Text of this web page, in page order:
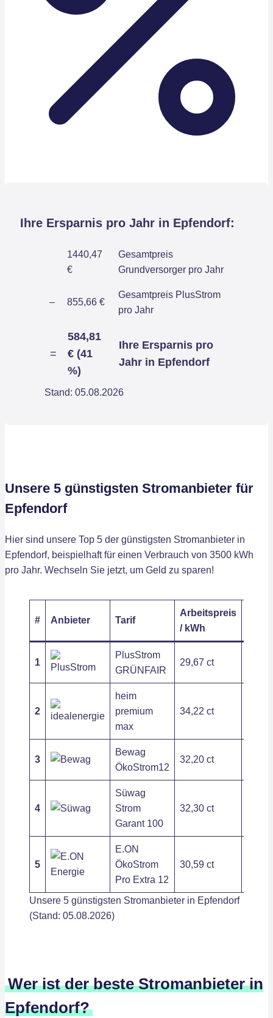
Ihre Ersparnis pro Jahr in Epfendorf:
1440,47
€
Gesamtpreis
Grundversorger pro Jahr
– 855,66 €
Gesamtpreis PlusStrom
pro Jahr
=
584,81
€ (41
%)
Ihre Ersparnis pro
Jahr in Epfendorf
Stand: 05.08.2026
Unsere 5 günstigsten Stromanbieter für
Epfendorf
Hier sind unsere Top 5 der günstigsten Stromanbieter in
Epfendorf, beispielhaft für einen Verbrauch von 3500 kWh
pro Jahr. Wechseln Sie jetzt, um Geld zu sparen!
# Anbieter Tarif
Arbeitspreis
/ kWh
1
PlusStrom
GRÜNFAIR
29,67 ct
2
heim
premium
max
34,22 ct
3
Bewag
ÖkoStrom12
32,20 ct
4
Süwag
Strom
Garant 100
32,30 ct
5
E.ON
ÖkoStrom
Pro Extra 12
30,59 ct
Unsere 5 günstigsten Stromanbieter in Epfendorf
(Stand: 05.08.2026)
Wer ist der beste Stromanbieter in
Epfendorf?